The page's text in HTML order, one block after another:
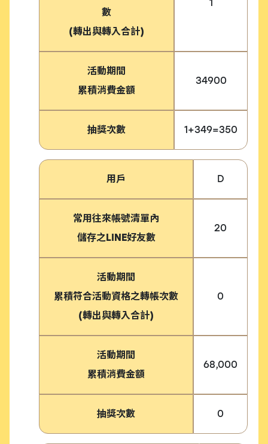
數
(轉出與轉入合計)
1
活動期間
累積消費金額
34900
抽獎次數 1+349=350
用戶 D
常用往來帳號清單內
儲存之LINE好友數
20
活動期間
累積符合活動資格之轉帳次數
(轉出與轉入合計)
0
活動期間
累積消費金額
68,000
抽獎次數 0